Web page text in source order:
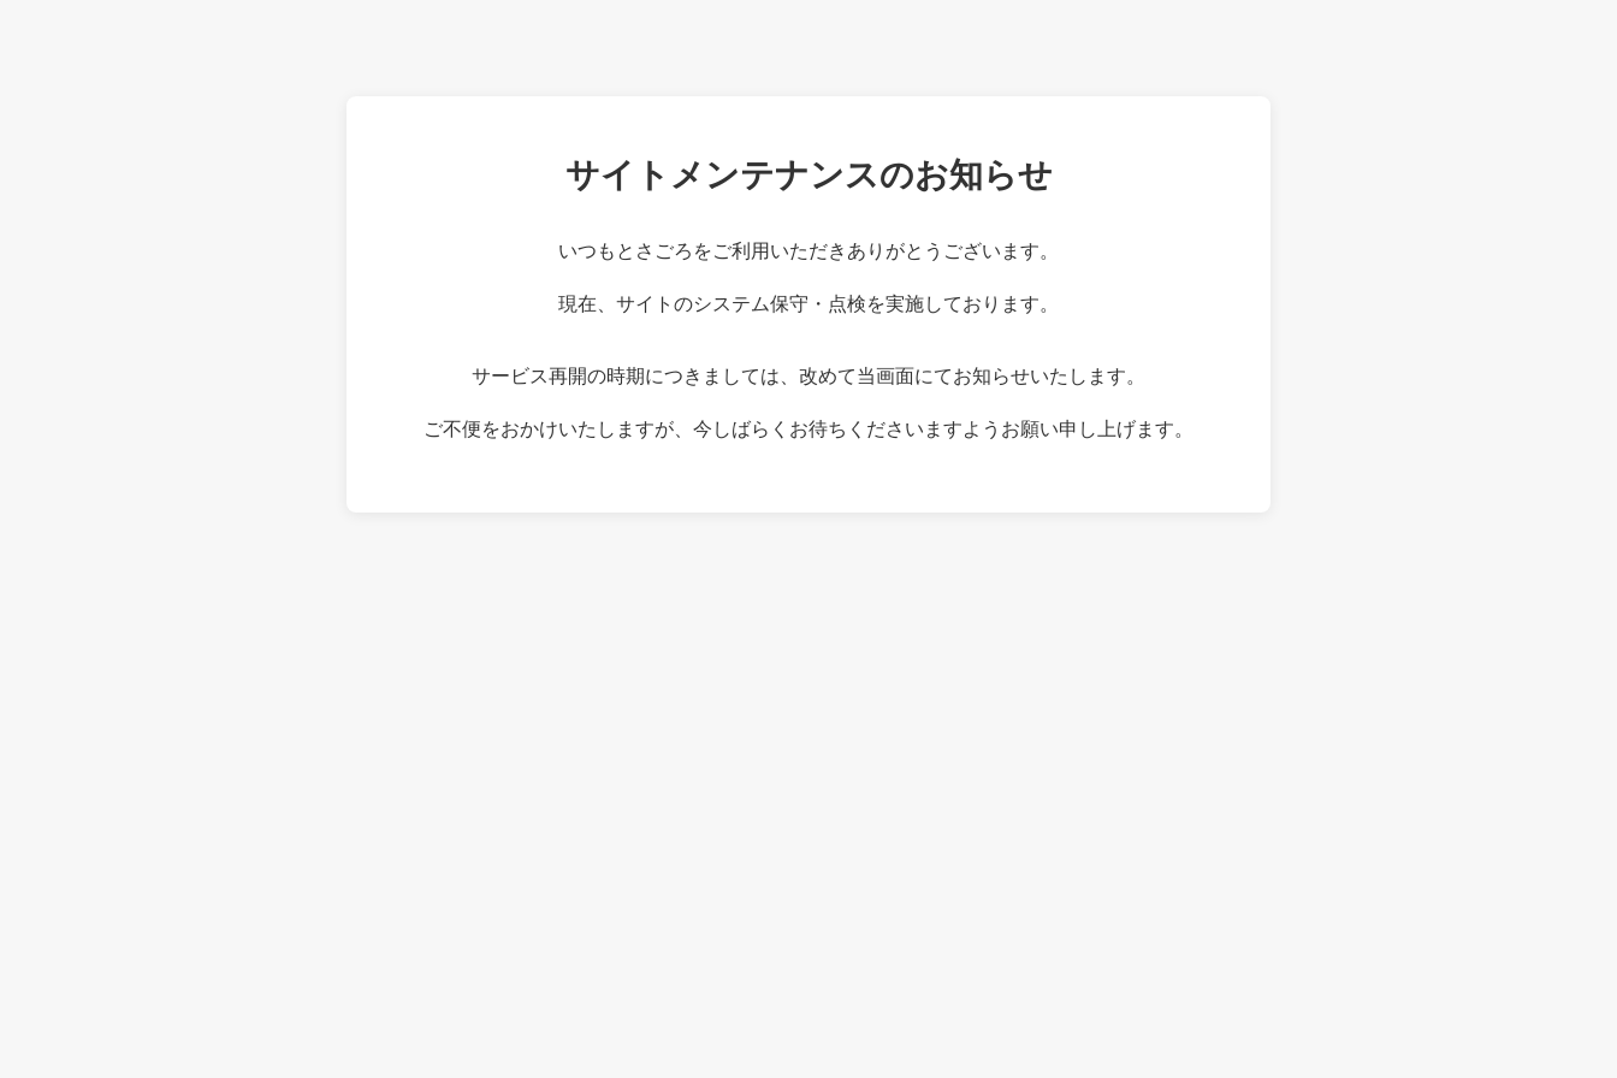
サイトメンテナンスのお知らせ
いつもとさごろをご利用いただきありがとうございます。
現在、サイトのシステム保守・点検を実施しております。
サービス再開の時期につきましては、改めて当画面にてお知らせいたします。
ご不便をおかけいたしますが、今しばらくお待ちくださいますようお願い申し上げます。